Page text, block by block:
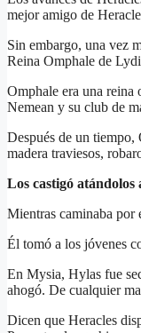
mejor amigo de
Sin embargo, una vez
Reina Omphale de
Omphale era una reina
Nemean y su club de
Después de un tiempo,
madera traviesos,
Los castigó
Mientras caminaba por
Él tomó a los jóvenes
En Mysia, Hylas fue
ahogó. De cualquier
Dicen que Heracles